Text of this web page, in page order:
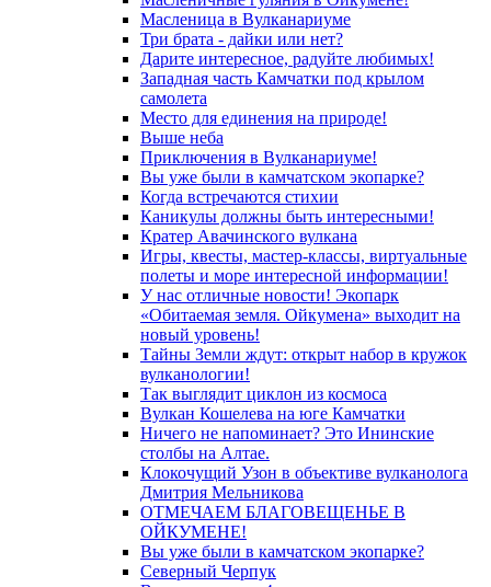
Масленица в Вулканариуме
Три брата - дайки или нет?
Дарите интересное, радуйте любимых!
Западная часть Камчатки под крылом
самолета
Место для единения на природе!
Выше неба
Приключения в Вулканариуме!
Вы уже были в камчатском экопарке?
Когда встречаются стихии
Каникулы должны быть интересными!
Кратер Авачинского вулкана
Игры, квесты, мастер-классы, виртуальные
полеты и море интересной информации!
У нас отличные новости! Экопарк
«Обитаемая земля. Ойкумена» выходит на
новый уровень!
Тайны Земли ждут: открыт набор в кружок
вулканологии!
Так выглядит циклон из космоса
Вулкан Кошелева на юге Камчатки
Ничего не напоминает? Это Ининские
столбы на Алтае.
Клокочущий Узон в объективе вулканолога
Дмитрия Мельникова
ОТМЕЧАЕМ БЛАГОВЕЩЕНЬЕ В
ОЙКУМЕНЕ!
Вы уже были в камчатском экопарке?
Северный Черпук